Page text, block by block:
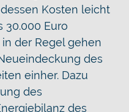
Kosten leicht
30.000 Euro
der Regel gehen
des
einher. Dazu
des
des